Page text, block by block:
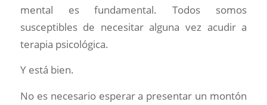
mental es fundamental. Todos somos
susceptibles de necesitar alguna vez acudir a
terapia psicológica.
Y está bien.
No es necesario esperar a presentar un montón